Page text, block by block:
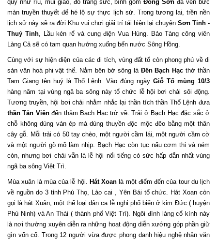
quý như rìu, mũi giáo, đồ trang sức, bình gốmĐông Sơn đã vén bức
màn truyền thuyết để hé lộ sự thực lịch sử. Trong tương lai, trền nền
lịch sử này sẽ ra đời Khu vui chơi giải trí tái hiện lại chuyện Sơn Tinh -
Thuỷ Tinh, Lầu kén rể và cung điện Vua Hùng. Bảo Tàng công viên
Làng Cả sẽ có tam quan hướng xuống bến nước Sông Hồng.
Cùng với sự hiện diện của các di tích, vùng đất tổ còn phong phú về di
sản văn hoá phi vật thể. Nằm bên bờ sông là Đền Bạch Hạc thờ thần
Tam Giang tên huý là Thổ Lệnh. Vào đúng ngày Giỗ Tổ mùng 10/3
hàng năm tại vùng ngã ba sông này tổ chức lễ hội bơi chải sôi động.
Tương truyền, hội bơi chải nhằm nhắc lại thần tích thần Thổ Lệnh đưa
thần Tản Viênđến thăm Bạch Hạc trở về. Trải ở Bạch Hạc đặc sắc ở
chỗ không dùng ván ép mà dùng thuyền độc mộc đẽo bằng một thân
cây gỗ. Mỗi trải có 50 tay chèo, một người cầm lái, một người cầm cờ
và một người gõ mõ làm nhịp. Bạch Hạc còn tục nấu cơm thi và ném
còn, nhưng bơi chải vẫn là lễ hội nổi tiếng có sức hấp dẫn nhất vùng
ngã ba sông Việt Trì.
Mùa xuân là mùa của lễ hội. Hát Xoan là một điểm đến của tour du lịch
về nguồn do 3 tỉnh Phú Thọ, Lào cai , Yên Bái tổ chức. Hát Xoan còn
gọi là hát Xuân, một thể loại dân ca lễ nghi phổ biến ở kim Đức ( huyện
Phù Ninh) và An Thái ( thành phố Việt Trì). Ngôi đình làng cổ kính này
là nơi thường xuyên diễn ra những hoạt động diễn xướng góp phần giữ
gìn vốn cổ. Trong 12 người vừa được phong danh hiệu nghệ nhân văn